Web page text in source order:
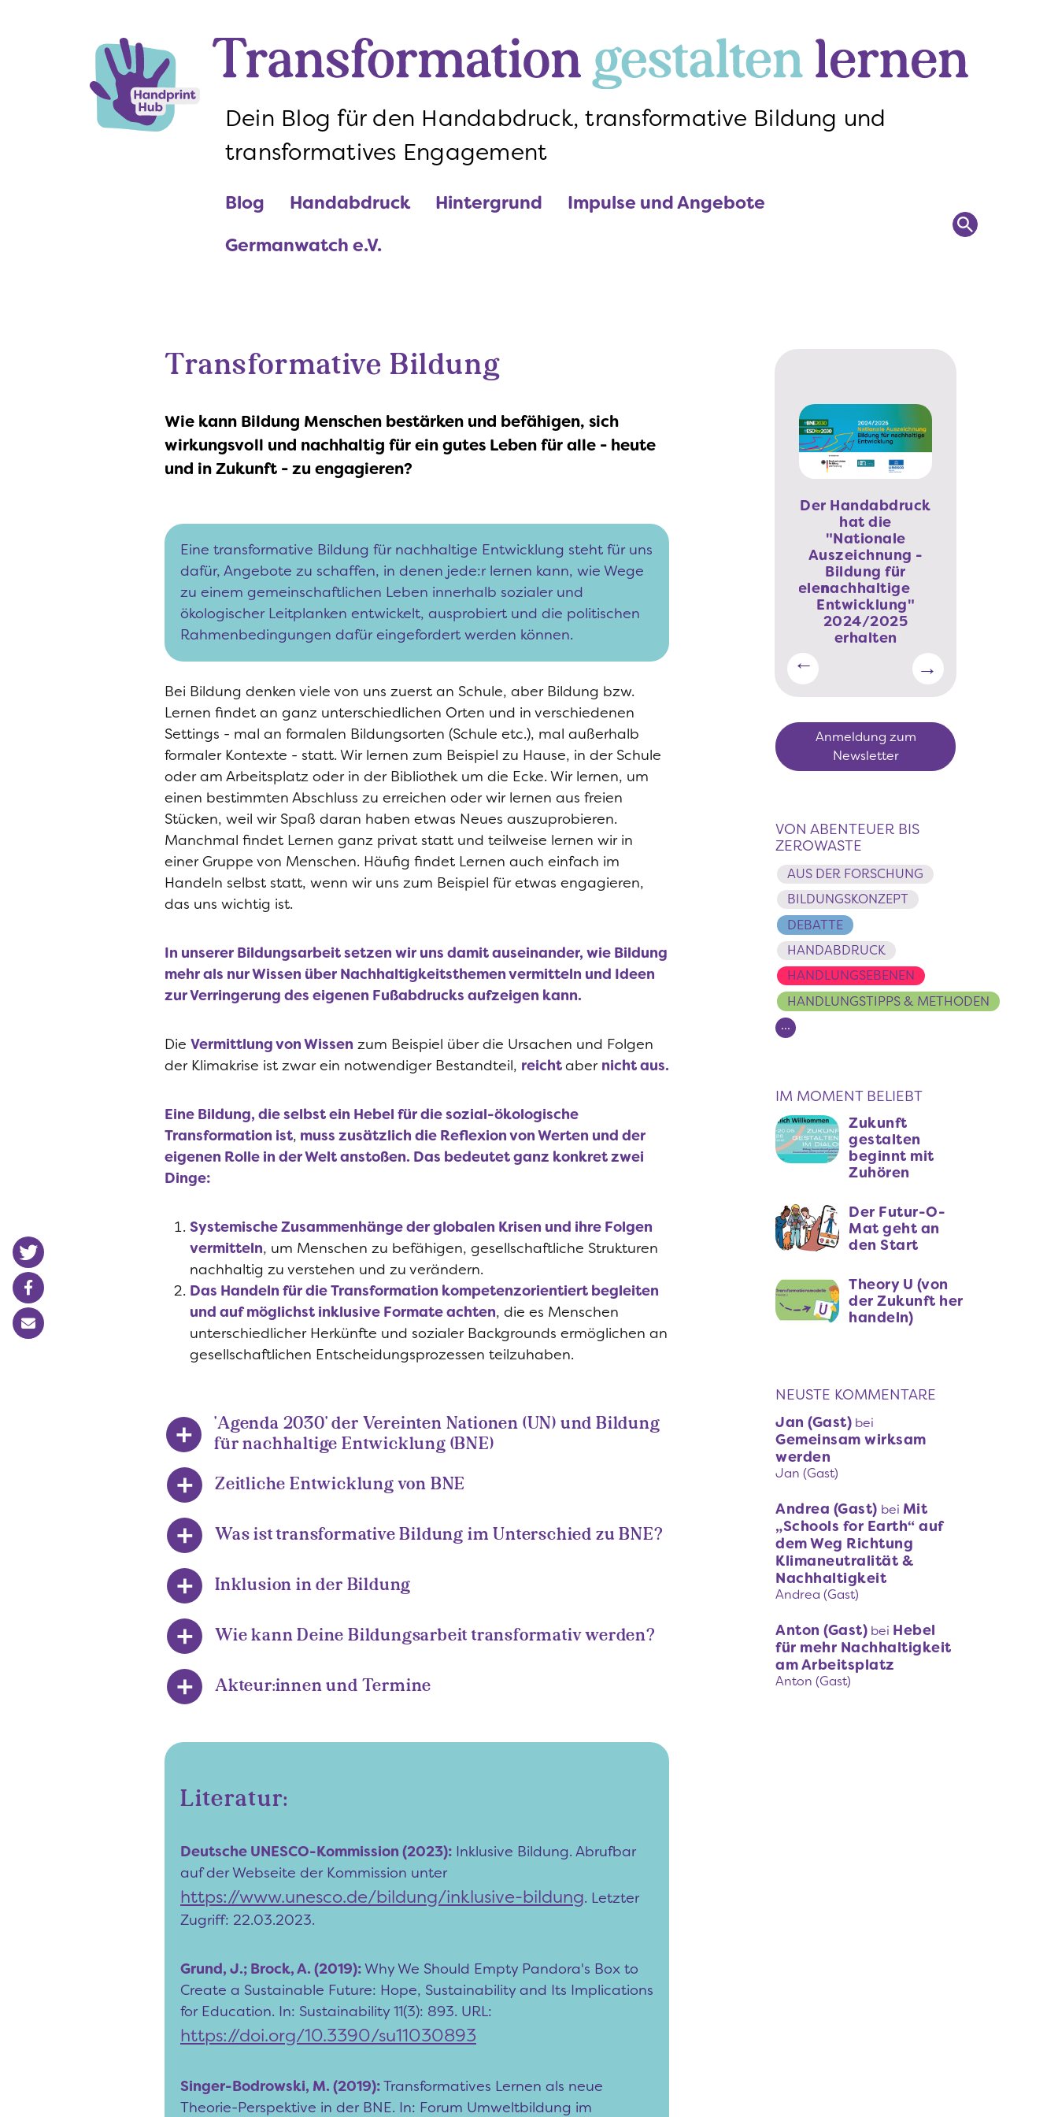
Dein Blog für den Handabdruck, transformative Bildung und
transformatives Engagement
Blog Handabdruck Hintergrund
Impulse und Angebote
Germanwatch e.V.
Suchen
Germanwatch e.V.
Transformative Bildung
Wie kann Bildung Menschen bestärken und befähigen, sich
wirkungsvoll und nachhaltig für ein gutes Leben für alle - heute
und in Zukunft - zu engagieren?
Eine transformative Bildung für nachhaltige Entwicklung steht für uns
dafür, Angebote zu schaffen, in denen jede:r lernen kann, wie Wege
zu einem gemeinschaftlichen Leben innerhalb sozialer und
ökologischer Leitplanken entwickelt, ausprobiert und die politischen
Rahmenbedingungen dafür eingefordert werden können.
Bei Bildung denken viele von uns zuerst an Schule, aber Bildung bzw.
Lernen findet an ganz unterschiedlichen Orten und in verschiedenen
Settings - mal an formalen Bildungsorten (Schule etc.), mal außerhalb
formaler Kontexte - statt. Wir lernen zum Beispiel zu Hause, in der Schule
oder am Arbeitsplatz oder in der Bibliothek um die Ecke. Wir lernen, um
einen bestimmten Abschluss zu erreichen oder wir lernen aus freien
Stücken, weil wir Spaß daran haben etwas Neues auszuprobieren.
Manchmal findet Lernen ganz privat statt und teilweise lernen wir in
einer Gruppe von Menschen. Häufig findet Lernen auch einfach im
Handeln selbst statt, wenn wir uns zum Beispiel für etwas engagieren,
das uns wichtig ist.
In unserer Bildungsarbeit setzen wir uns damit auseinander, wie Bildung
mehr als nur Wissen über Nachhaltigkeitsthemen vermitteln und Ideen
zur Verringerung des eigenen Fußabdrucks aufzeigen kann.
Die Vermittlung von Wissen zum Beispiel über die Ursachen und Folgen
der Klimakrise ist zwar ein notwendiger Bestandteil, reichtaber nicht aus.
Eine Bildung, die selbst ein Hebel für die sozial-ökologische
Transformation ist, muss zusätzlich die Reflexion von Werten und der
eigenen Rolle in der Welt anstoßen. Das bedeutet ganz konkret zwei
Dinge:
Systemische Zusammenhänge derglobalen Krisen und ihre Folgen
vermitteln, um Menschen zu befähigen, gesellschaftliche Strukturen
nachhaltig zu verstehen und zu verändern.
Das Handeln für die Transformation kompetenzorientiert begleiten
und auf möglichst inklusive Formate achten, die es Menschen
unterschiedlicher Herkünfte und sozialer Backgrounds ermöglichen an
gesellschaftlichen Entscheidungsprozessen teilzuhaben.
'Agenda 2030' der Vereinten Nationen (UN) und Bildung
für nachhaltige Entwicklung (BNE)
Zeitliche Entwicklung von BNE
Was ist transformative Bildung im Unterschied zu BNE?
Inklusion in der Bildung
Wie kann Deine Bildungsarbeit transformativ werden?
Akteur:innen und Termine
Literatur:
Deutsche UNESCO-Kommission (2023): Inklusive Bildung. Abrufbar
auf der Webseite der Kommission unter
https://www.unesco.de/bildung/inklusive-bildung. Letzter
Zugriff: 22.03.2023.
Grund, J.; Brock, A. (2019):Why We Should Empty Pandora's Box to
Create a Sustainable Future: Hope, Sustainability and Its Implications
for Education. In: Sustainability 11(3): 893. URL:
https://doi.org/10.3390/su11030893
Singer-Bodrowski, M. (2019):Transformatives Lernen als neue
Theorie-Perspektive in der BNE. In: Forum Umweltbildung im
Nachhaltigkeitszielen
Der Handabdruck
hat die
"Nationale
Auszeichnung -
Bildung für
nachhaltige
Entwicklung"
2024/2025
erhalten
Anmeldung zum
Newsletter
VON ABENTEUER BIS
ZEROWASTE
AUS DER FORSCHUNG
BILDUNGSKONZEPT
DEBATTE
HANDABDRUCK
HANDLUNGSEBENEN
HANDLUNGSTIPPS & METHODEN
Seitennummerierung
...
IM MOMENT BELIEBT
Zukunft
gestalten
beginnt mit
Zuhören
Der Futur-O-
Mat geht an
den Start
Theory U (von
der Zukunft her
handeln)
NEUSTE KOMMENTARE
Jan (Gast) bei
Gemeinsam wirksam
werden
Jan (Gast)
Andrea (Gast) bei Mit
„Schools for Earth“ auf
dem Weg Richtung
Klimaneutralität &
Nachhaltigkeit
Andrea (Gast)
Anton (Gast) bei Hebel
für mehr Nachhaltigkeit
am Arbeitsplatz
Anton (Gast)